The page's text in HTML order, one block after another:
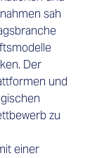
sah
Der
und
zu
einer